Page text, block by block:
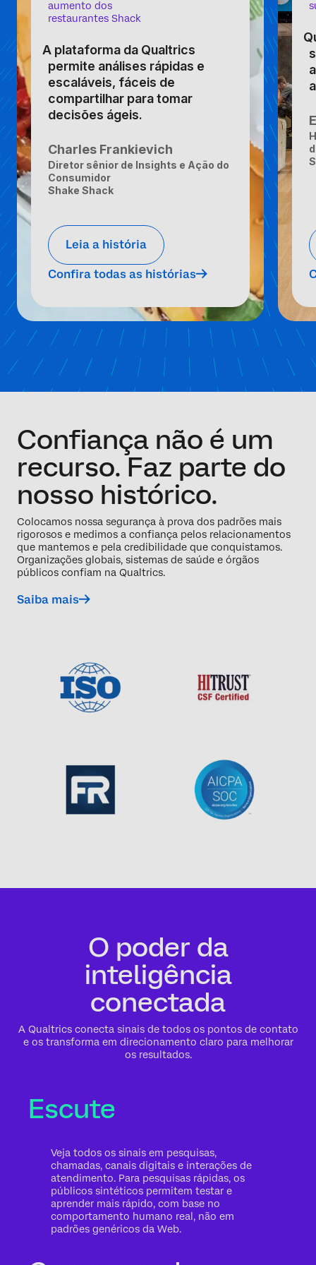
aumento dos
restaurantes Shack
A plataforma da Qualtrics
permite análises rápidas e
escaláveis, fáceis de
compartilhar para tomar
decisões ágeis.
Charles Frankievich
Diretor sênior de Insights e Ação do
Consumidor
Shake Shack
Leia a história
Confira todas as histórias
Confiança não é um
recurso. Faz parte do
nosso histórico.
Colocamos nossa segurança à prova dos padrões mais
rigorosos e medimos a confiança pelos relacionamentos
que mantemos e pela credibilidade que conquistamos.
Organizações globais, sistemas de saúde e órgãos
públicos confiam na Qualtrics.
Saiba mais
O poder da
inteligência
conectada
A Qualtrics conecta sinais de todos os pontos de contato
e os transforma em direcionamento claro para melhorar
os resultados.
Escute
Veja todos os sinais em pesquisas,
chamadas, canais digitais e interações de
atendimento. Para pesquisas rápidas, os
públicos sintéticos permitem testar e
aprender mais rápido, com base no
comportamento humano real, não em
padrões genéricos da Web.